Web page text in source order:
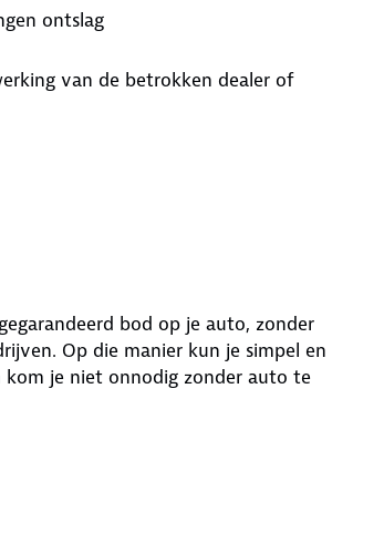
ontslag
van de betrokken dealer of
bod op je auto, zonder
Op die manier kun je simpel en
kom je niet onnodig zonder auto te